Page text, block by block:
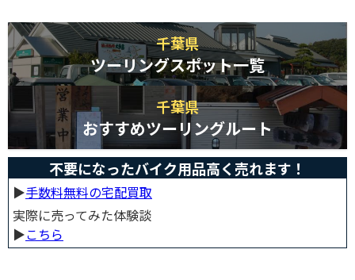
千葉県
ツーリングスポット一覧
千葉県
おすすめツーリングルート
不要になったバイク用品高く売れます！
▶︎手数料無料の宅配買取
実際に売ってみた体験談
▶︎こちら